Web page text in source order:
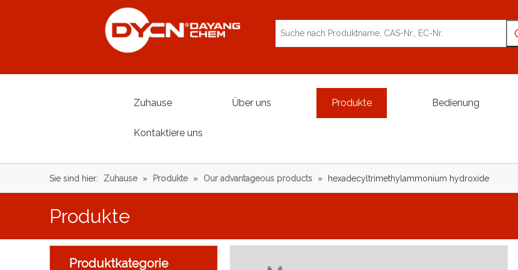
Zuhause Über uns Produkte Bedienung
Kontaktiere uns
Sie sind hier: Zuhause » Produkte » Our advantageous products » hexadecyltrimethylammonium hydroxide
Produkte
Produktkategorie